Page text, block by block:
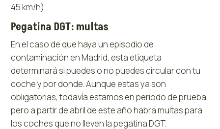
45 km/h).
Pegatina DGT: multas
En el caso de que haya un episodio de
contaminación en Madrid, esta etiqueta
determinará si puedes o no puedes circular con tu
coche y por donde. Aunque estas ya son
obligatorias, todavía estamos en periodo de prueba,
pero a partir de abril de este año habrá multas para
los coches que no lleven la pegatina DGT.